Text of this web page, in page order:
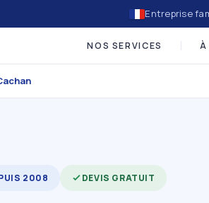
Entreprise
NOS SERVICES À
2008 DEVIS GRATUIT